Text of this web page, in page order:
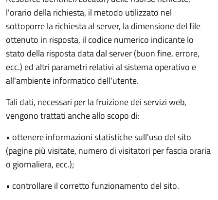
l'orario della richiesta, il metodo utilizzato nel
sottoporre la richiesta al server, la dimensione del file
ottenuto in risposta, il codice numerico indicante lo
stato della risposta data dal server (buon fine, errore,
ecc.) ed altri parametri relativi al sistema operativo e
all'ambiente informatico dell'utente.
Tali dati, necessari per la fruizione dei servizi web,
vengono trattati anche allo scopo di:
• ottenere informazioni statistiche sull'uso del sito
(pagine più visitate, numero di visitatori per fascia oraria
o giornaliera, ecc.);
• controllare il corretto funzionamento del sito.